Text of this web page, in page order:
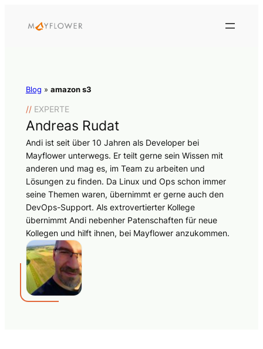
Blog » amazon s3
//EXPERTE
Andreas Rudat
Andi ist seit über 10 Jahren als Developer bei
Mayflower unterwegs. Er teilt gerne sein Wissen mit
anderen und mag es, im Team zu arbeiten und
Lösungen zu finden. Da Linux und Ops schon immer
seine Themen waren, übernimmt er gerne auch den
DevOps-Support. Als extrovertierter Kollege
übernimmt Andi nebenher Patenschaften für neue
Kollegen und hilft ihnen, bei Mayflower anzukommen.